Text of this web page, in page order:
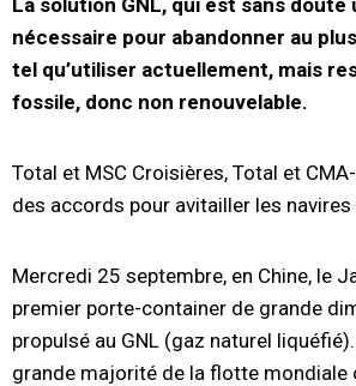
nécessaire pour abandonner au
tel qu’utiliser actuellement, mais
fossile, donc non renouvelable.
Total et MSC Croisières, Total et
des accords pour avitailler les navires
Mercredi 25 septembre, en Chine, le
premier porte-container de grande
propulsé au GNL (gaz naturel
grande majorité de la flotte mondiale